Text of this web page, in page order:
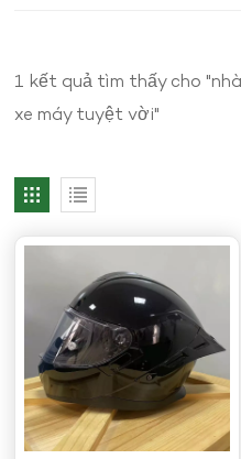
1 kết quả tìm thấy cho
xe máy tuyệt vời"